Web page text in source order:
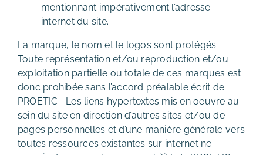
mentionnant impérativement l’adresse
internet du site.
La marque, le nom et le logos sont protégés.
Toute représentation et/ou reproduction et/ou
exploitation partielle ou totale de ces marques est
donc prohibée sans l’accord préalable écrit de
PROETIC. Les liens hypertextes mis en oeuvre au
sein du site en direction d’autres sites et/ou de
pages personnelles et d’une manière générale vers
toutes ressources existantes sur internet ne